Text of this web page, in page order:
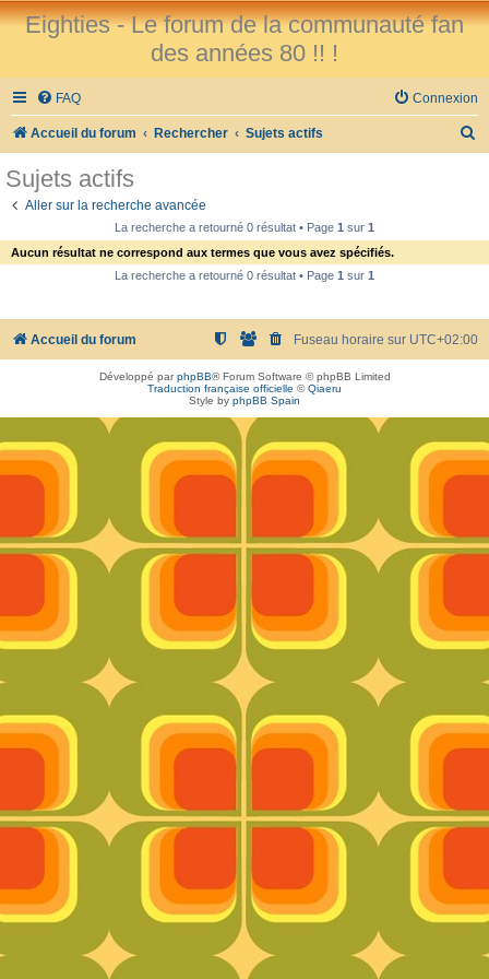
Eighties - Le forum de la communauté fan
des années 80 !! !
FAQ Connexion
Accueil du forum Rechercher Sujets actifs
e
Sujets actifs
Aller sur la recherche avancée
La recherche a retourné 0 résultat • Page 1 sur 1
Aucun résultat ne correspond aux termes que vous avez spécifiés.
La recherche a retourné 0 résultat • Page 1 sur 1
Accueil du forum Fuseau horaire sur UTC+02:00
Développé parphpBB® Forum Software © phpBB Limited
Traduction française officielle ©Qiaeru
Style by phpBB Spain